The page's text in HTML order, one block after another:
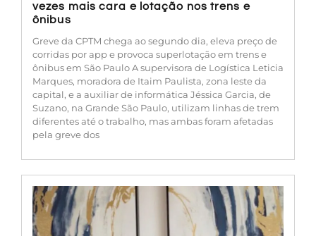
vezes mais cara e lotação nos trens e
ônibus
Greve da CPTM chega ao segundo dia, eleva preço de
corridas por app e provoca superlotação em trens e
ônibus em São Paulo A supervisora de Logística Leticia
Marques, moradora de Itaim Paulista, zona leste da
capital, e a auxiliar de informática Jéssica Garcia, de
Suzano, na Grande São Paulo, utilizam linhas de trem
diferentes até o trabalho, mas ambas foram afetadas
pela greve dos